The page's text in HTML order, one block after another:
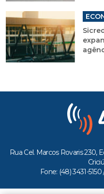
Rua Cel. Marcos Rovaris 230,
Fone: (48) 3431-5150